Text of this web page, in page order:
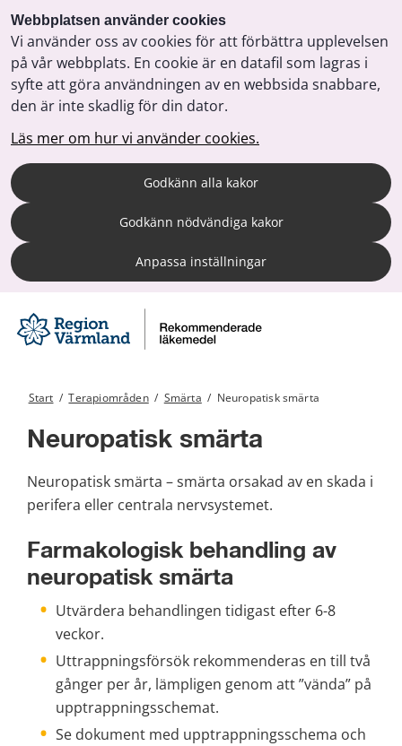
Webbplatsen använder cookies
Vi använder oss av cookies för att förbättra upplevelsen
på vår webbplats. En cookie är en datafil som lagras i
syfte att göra användningen av en webbsida snabbare,
den är inte skadlig för din dator.
Läs mer om hur vi använder cookies.
Godkänn alla kakor
Godkänn nödvändiga kakor
Anpassa inställningar
Start / Terapiområden / Smärta / Neuropatisk smärta
Neuropatisk smärta
Neuropatisk smärta – smärta orsakad av en skada i
perifera eller centrala nervsystemet.
Farmakologisk behandling av
neuropatisk smärta
Utvärdera behandlingen tidigast efter 6-8
veckor.
Uttrappningsförsök rekommenderas en till två
gånger per år, lämpligen genom att ”vända” på
upptrappningsschemat.
Se dokument med upptrappningsschema och